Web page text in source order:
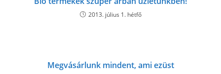
2013. július 1. hétfő
Megvásárlunk mindent, ami ezüst